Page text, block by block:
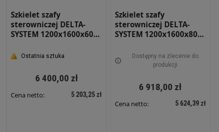
Szkielet szafy
sterowniczej DELTA-
SYSTEM 1200x1600x600
Ostatnia sztuka
6 400,00 zł
Cena netto: 5 203,25 zł
Szkielet szafy
sterowniczej DELTA-
SYSTEM 1200x1600x800
Dostępny na zlecenie do
produkcji
6 918,00 zł
Cena netto: 5 624,39 zł